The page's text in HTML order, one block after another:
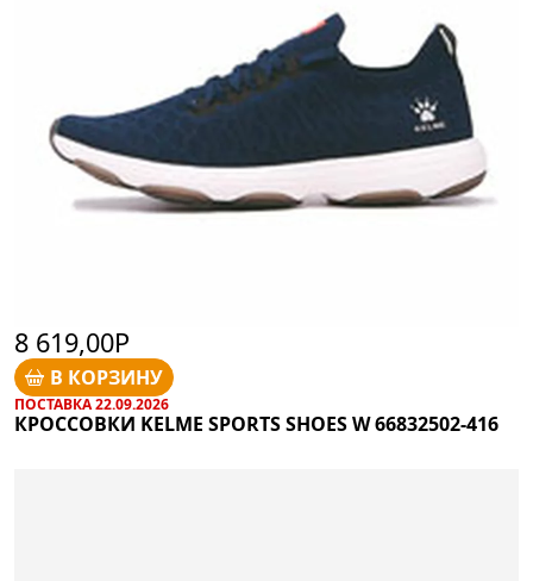
8 619,00Р
В КОРЗИНУ
ПОСТАВКА 22.09.2026
КРОССОВКИ KELME SPORTS SHOES W 66832502-416